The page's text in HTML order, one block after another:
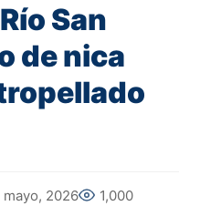
San
de nica
mayo, 2026 1,000